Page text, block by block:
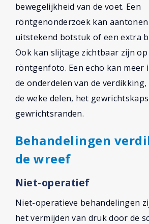
bewegelijkheid van de voet. Een
röntgenonderzoek kan
uitstekend botstuk of een extra
Ook kan slijtage zichtbaar zijn op
röntgenfoto. Een echo kan meer
de onderdelen van de
de weke delen, het
gewrichtsranden.
Behandelingen
de wreef
Niet-operatief
Niet-operatieve behandelingen
het vermijden van druk door de